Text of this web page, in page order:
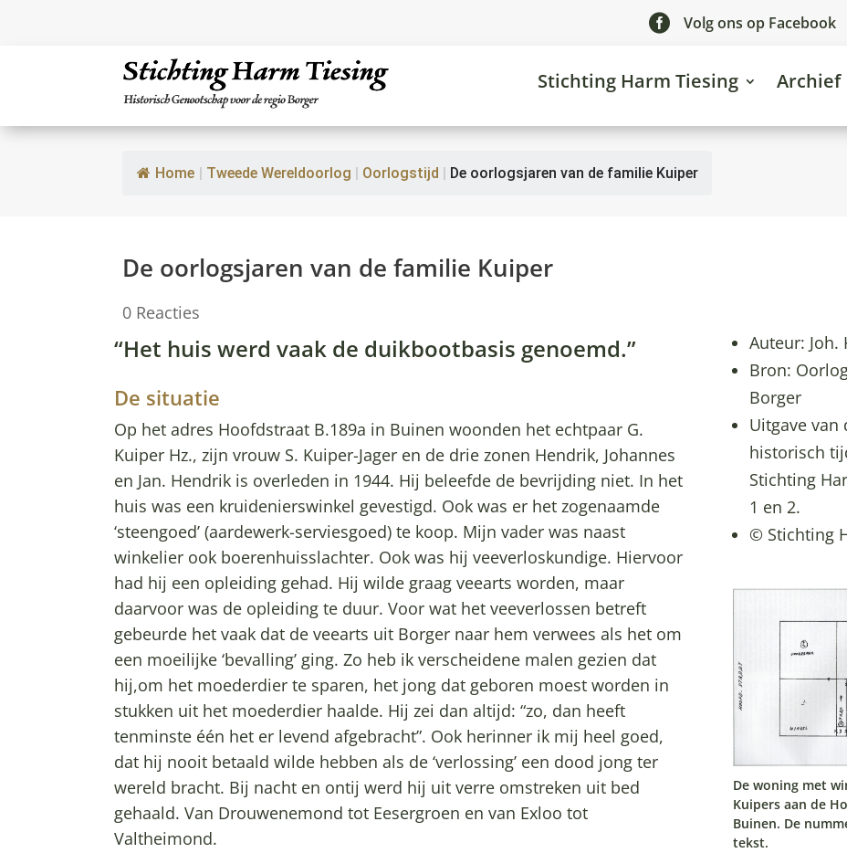
 Volg ons op Facebook
Stichting Harm Tiesing Archief
Home | Tweede Wereldoorlog | Oorlogstijd | De oorlogsjaren van de familie Kuiper
De oorlogsjaren van de familie Kuiper
0 Reacties
“Het huis werd vaak de duikbootbasis genoemd.”
De situatie
Op het adres Hoofdstraat B.189a in Buinen woonden het echtpaar G.
Kuiper Hz., zijn vrouw S. Kuiper-Jager en de drie zonen Hendrik, Johannes
en Jan. Hendrik is overleden in 1944. Hij beleefde de bevrijding niet. In het
huis was een kruidenierswinkel gevestigd. Ook was er het zogenaamde
‘steengoed’ (aardewerk-serviesgoed) te koop. Mijn vader was naast
winkelier ook boerenhuisslachter. Ook was hij veeverloskundige. Hiervoor
had hij een opleiding gehad. Hij wilde graag veearts worden, maar
daarvoor was de opleiding te duur. Voor wat het veeverlossen betreft
gebeurde het vaak dat de veearts uit Borger naar hem verwees als het om
een moeilijke ‘bevalling’ ging. Zo heb ik verscheidene malen gezien dat
hij,om het moederdier te sparen, het jong dat geboren moest worden in
stukken uit het moederdier haalde. Hij zei dan altijd: “zo, dan heeft
tenminste één het er levend afgebracht”. Ook herinner ik mij heel goed,
dat hij nooit betaald wilde hebben als de ‘verlossing’ een dood jong ter
wereld bracht. Bij nacht en ontij werd hij uit verre omstreken uit bed
gehaald. Van Drouwenemond tot Eesergroen en van Exloo tot
Valtheimond.
Auteur: Joh.
Bron:
Borger
Uitgave van
historisch
Stichting
1 en 2.
© Stichting
De woning met
Kuipers aan de
Buinen. De
tekst.